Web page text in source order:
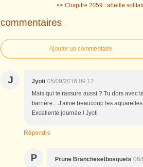
<< Chapitre 2059 : abeille
commentaires
Ajouter un commentaire
J Jyoti 05/09/2016 09:12
Mais qui te rassure aussi ? Tu dors avec
barrière... J'aime beaucoup tes
Excellente journée ! Jyoti
Répondre
P Prune Branchesetbosquets 06/